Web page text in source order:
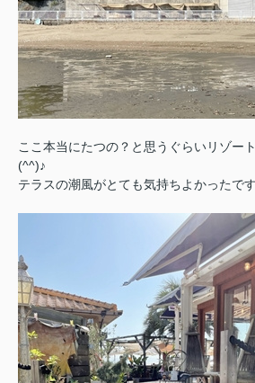
ここ本当にたつの？と思うぐらいリゾー
(^^)♪
テラスの潮風がとても気持ちよかったで